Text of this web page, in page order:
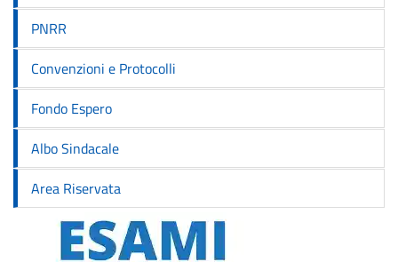
PNRR
Convenzioni e Protocolli
Fondo Espero
Albo Sindacale
Area Riservata